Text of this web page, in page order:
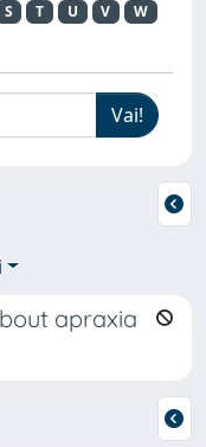
S T U V
W
apraxia